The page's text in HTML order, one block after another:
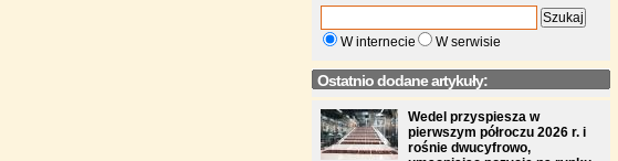
W internecie W serwisie
Ostatnio dodane artykuły:
Wedel przyspiesza w
pierwszym półroczu 2026 r. i
rośnie dwucyfrowo,